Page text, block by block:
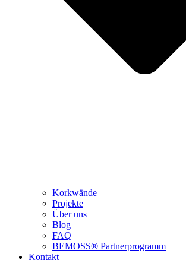
Korkwände
Projekte
Über uns
Blog
FAQ
BEMOSS® Partnerprogramm​
Kontakt